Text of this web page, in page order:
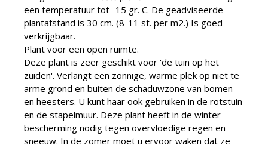
een temperatuur tot -15 gr. C. De geadviseerde
plantafstand is 30 cm. (8-11 st. per m2.) Is goed
verkrijgbaar.
Plant voor een open ruimte.
Deze plant is zeer geschikt voor 'de tuin op het
zuiden'. Verlangt een zonnige, warme plek op niet te
arme grond en buiten de schaduwzone van bomen
en heesters. U kunt haar ook gebruiken in de rotstuin
en de stapelmuur. Deze plant heeft in de winter
bescherming nodig tegen overvloedige regen en
sneeuw. In de zomer moet u ervoor waken dat ze